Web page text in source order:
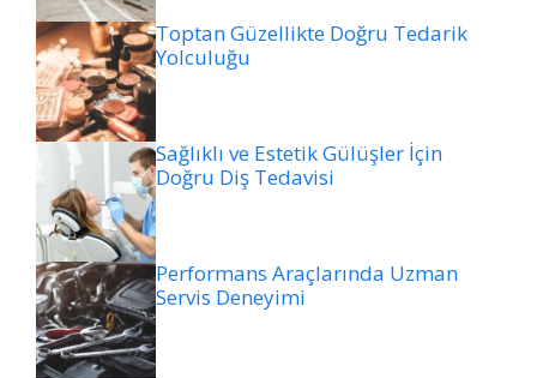
Toptan Güzellikte Doğru Tedarik
Yolculuğu
Sağlıklı ve Estetik Gülüşler İçin
Doğru Diş Tedavisi
Performans Araçlarında Uzman
Servis Deneyimi